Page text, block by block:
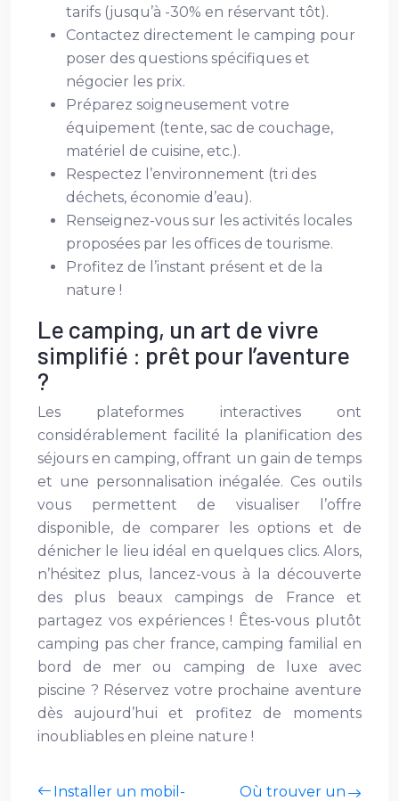
tarifs (jusqu’à -30% en réservant tôt).
Contactez directement le camping pour
poser des questions spécifiques et
négocier les prix.
Préparez soigneusement votre
équipement (tente, sac de couchage,
matériel de cuisine, etc.).
Respectez l’environnement (tri des
déchets, économie d’eau).
Renseignez-vous sur les activités locales
proposées par les offices de tourisme.
Profitez de l’instant présent et de la
nature !
Le camping, un art de vivre
simplifié : prêt pour l’aventure
?
Les plateformes interactives ont
considérablement facilité la planification des
séjours en camping, offrant un gain de temps
et une personnalisation inégalée. Ces outils
vous permettent de visualiser l’offre
disponible, de comparer les options et de
dénicher le lieu idéal en quelques clics. Alors,
n’hésitez plus, lancez-vous à la découverte
des plus beaux campings de France et
partagez vos expériences ! Êtes-vous plutôt
camping pas cher france, camping familial en
bord de mer ou camping de luxe avec
piscine ? Réservez votre prochaine aventure
dès aujourd’hui et profitez de moments
inoubliables en pleine nature !
Installer un mobil-
Où trouver un